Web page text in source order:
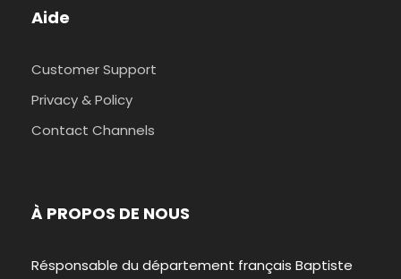
Aide
Customer Support
Privacy & Policy
Contact Channels
À PROPOS DE NOUS
Résponsable du département français Baptiste